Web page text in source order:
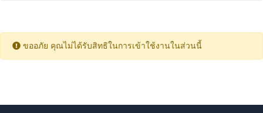
ขออภัย คุณไม่ได้รับสิทธิในการเข้าใช้งานในส่วนนี้